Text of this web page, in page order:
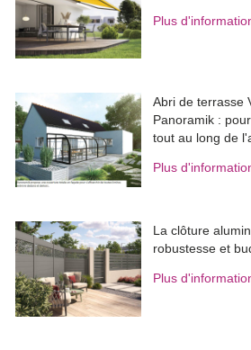
Plus
Abri de terrasse
Panoramik :
tout au long de
Plus
La clôture
robustesse et
Plus